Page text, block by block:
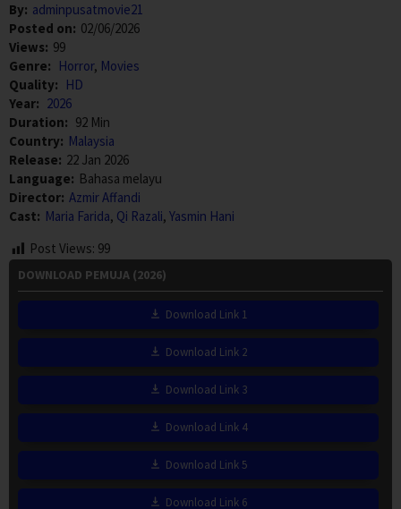
By: adminpusatmovie21
Posted on: 02/06/2026
Views: 99
Genre: Horror, Movies
Quality: HD
Year: 2026
Duration: 92 Min
Country: Malaysia
Release: 22 Jan 2026
Language: Bahasa melayu
Director: Azmir Affandi
Cast: Maria Farida, Qi Razali, Yasmin Hani
Post Views: 99
DOWNLOAD PEMUJA (2026)
Download Link 1
Download Link 2
Download Link 3
Download Link 4
Download Link 5
Download Link 6